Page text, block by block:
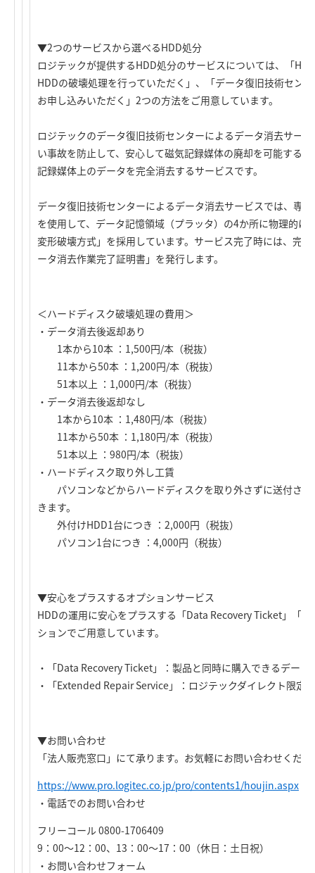
▼2つのサービスから選べるHDD処分
ロジテックが提供するHDD処分のサービスについては、「
HDDの破壊処理を行っていただく」、「データ復旧技術セン
お申し込みいただく」2つの方法をご用意しています。
ロジテックのデータ復旧技術センターによるデータ消去サー
い事故を防止して、安心して磁気記録媒体の廃却を可能する
記録媒体上のデータを完全消去するサービスです。
データ復旧技術センターによるデータ消去サービスでは、専
を使用して、データ記憶領域（プラッタ）の4か所に物理的に
変形破壊方式」を採用しています。サービス完了時には、完
ータ消去作業完了証明書」を発行します。
＜ハードディスク破壊処理の費用＞
・データ消去後返却あり
1本から10本 ：1,500円/本（税抜）
11本から50本 ：1,200円/本（税抜）
51本以上 ：1,000円/本（税抜）
・データ消去後返却なし
1本から10本 ：1,480円/本（税抜）
11本から50本 ：1,180円/本（税抜）
51本以上 ：980円/本（税抜）
・ハードディスク取り外し工賃
パソコンなどからハードディスクを取り外さずに送付され
きます。
外付けHDD1台につき ：2,000円（税抜）
パソコン1台につき ：4,000円（税抜）
▼安心をプラスするオプションサービス
HDDの運用に安心をプラスする「Data Recovery Ticket」「
ションでご用意しています。
・「Data Recovery Ticket」：製品と同時に購入できるデータ
・「Extended Repair Service」：ロジテックダイレクト限定
▼お問い合わせ
「法人販売窓口」にて承ります。お気軽にお問い合わせくだ
https://www.pro.logitec.co.jp/pro/contents1/houjin.aspx
・電話でのお問い合わせ
フリーコール 0800-1706409
9：00～12：00、13：00～17：00（休日：土日祝）
・お問い合わせフォーム